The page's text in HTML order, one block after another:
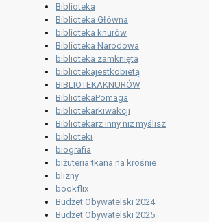
Biblioteka
Biblioteka Główna
biblioteka knurów
Biblioteka Narodowa
biblioteka zamknięta
bibliotekajestkobietą
BIBLIOTEKAKNURÓW
BibliotekaPomaga
bibliotekarkiwakcji
Bibliotekarz inny niż myślisz
biblioteki
biografia
biżuteria tkana na krośnie
blizny
bookflix
Budżet Obywatelski 2024
Budżet Obywatelski 2025